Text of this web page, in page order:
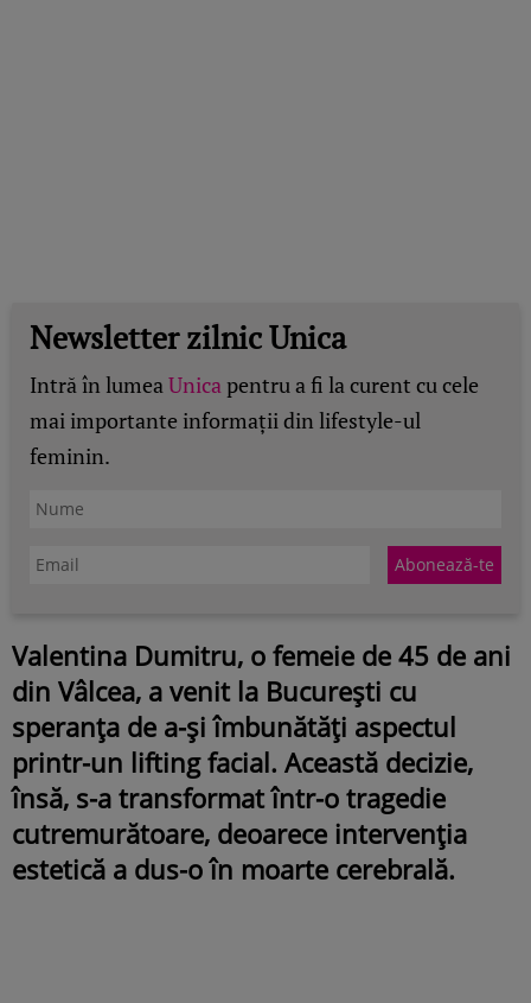
Newsletter zilnic Unica
Intră în lumeaUnicapentru a fi la curent cu cele
mai importante informații din lifestyle-ul
feminin.
Valentina Dumitru, o femeie de 45 de ani
din Vâlcea, a venit la București cu
speranța de a-și îmbunătăți aspectul
printr-un lifting facial. Această decizie,
însă, s-a transformat într-o tragedie
cutremurătoare, deoarece intervenția
estetică a dus-o în moarte cerebrală.